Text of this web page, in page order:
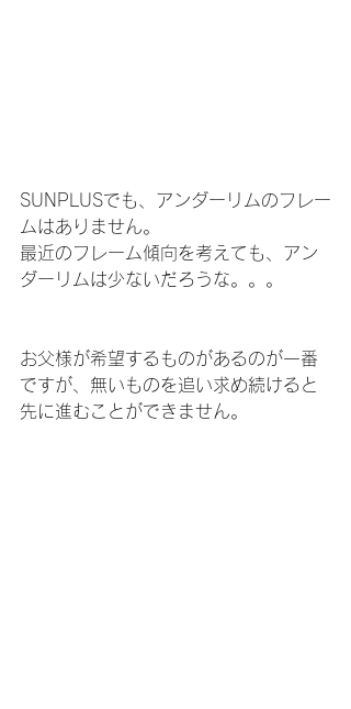
SUNPLUSでも、アンダーリムのフレー
ムはありません。
最近のフレーム傾向を考えても、アン
ダーリムは少ないだろうな。。。
お父様が希望するものがあるのが一番
ですが、無いものを追い求め続けると
先に進むことができません。